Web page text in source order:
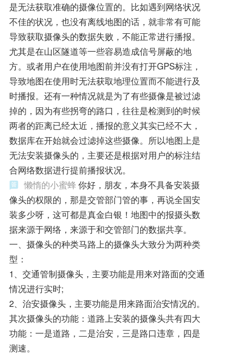
是无法获取准确的摄像位置的。比如遇到网络状况
不佳的状况，也没有离线地图的话，就非常有可能
导致获取摄像头的数据失败，不能正常进行播报。
尤其是在山区隧道等一些容易造成信号屏蔽的地
方。或者用户在使用地图前并没有打开GPS标注，
导致地图在使用时无法获取地理位置而不能进行及
时播报。还有一种情况就是为了有些摄像是被过滤
掉的，因为有些拐弯的路口，往往是检测到的时候
两者的距离已经太近，播报的意义其实已经不大，
数据库在开始就会过滤掉这些摄像。所以地图上是
无法安装摄像头的，主要还是根据对用户的标注结
合网络数据进行提前播报状况。
懒惰的小蜜蜂 你好，朋友，本身不具备安装摄
像头的权限的，那是交管部门管的事，再说全国安
装多少呀，这可都是真金白银！地图中的报摄头数
据来源于网络，来源于和交管部门的数据共享。
一、摄像头的种类马路上的摄像头大致分为两种类
型：
1、交通管制摄像头，主要功能是用来对路面的交通
情况进行实时;
2、治安摄像头，主要功能是用来路面治安情况的。
其次摄像头的功能：道路上安装的摄像头共有四大
功能：一是道路，二是治安，三是路口违章，四是
测速。